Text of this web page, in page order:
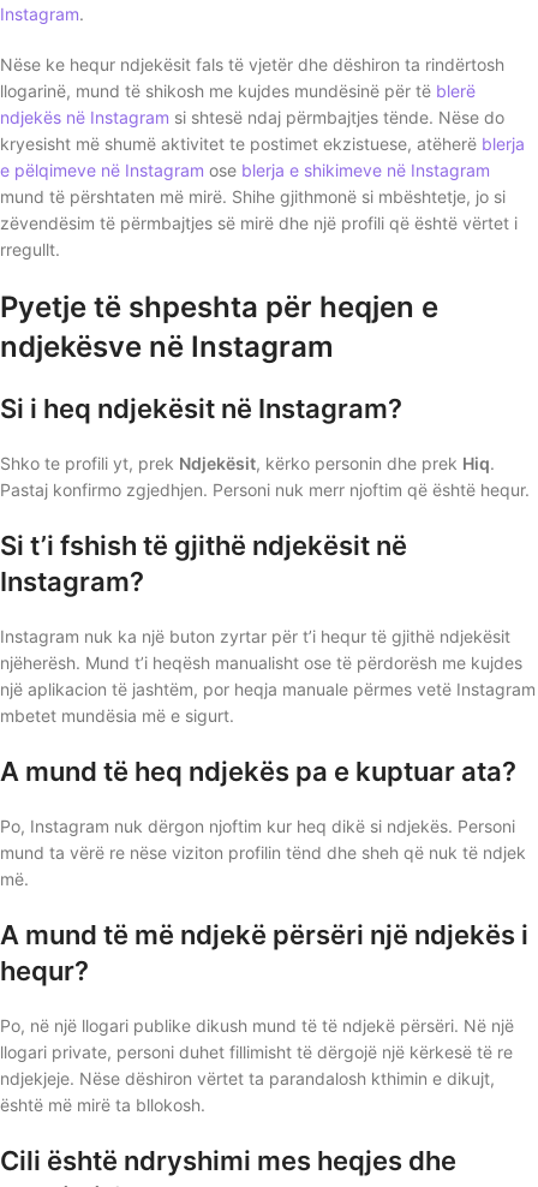
Instagram.
Nëse ke hequr ndjekësit fals të vjetër dhe dëshiron ta rindërtosh
llogarinë, mund të shikosh me kujdes mundësinë për të blerë
ndjekës në Instagram si shtesë ndaj përmbajtjes tënde. Nëse do
kryesisht më shumë aktivitet te postimet ekzistuese, atëherë blerja
e pëlqimeve në Instagram ose blerja e shikimeve në Instagram
mund të përshtaten më mirë. Shihe gjithmonë si mbështetje, jo si
zëvendësim të përmbajtjes së mirë dhe një profili që është vërtet i
rregullt.
Pyetje të shpeshta për heqjen e
ndjekësve në Instagram
Si i heq ndjekësit në Instagram?
Shko te profili yt, prek Ndjekësit, kërko personin dhe prek Hiq.
Pastaj konfirmo zgjedhjen. Personi nuk merr njoftim që është hequr.
Si t’i fshish të gjithë ndjekësit në
Instagram?
Instagram nuk ka një buton zyrtar për t’i hequr të gjithë ndjekësit
njëherësh. Mund t’i heqësh manualisht ose të përdorësh me kujdes
një aplikacion të jashtëm, por heqja manuale përmes vetë Instagram
mbetet mundësia më e sigurt.
A mund të heq ndjekës pa e kuptuar ata?
Po, Instagram nuk dërgon njoftim kur heq dikë si ndjekës. Personi
mund ta vërë re nëse viziton profilin tënd dhe sheh që nuk të ndjek
më.
A mund të më ndjekë përsëri një ndjekës i
hequr?
Po, në një llogari publike dikush mund të të ndjekë përsëri. Në një
llogari private, personi duhet fillimisht të dërgojë një kërkesë të re
ndjekjeje. Nëse dëshiron vërtet ta parandalosh kthimin e dikujt,
është më mirë ta bllokosh.
Cili është ndryshimi mes heqjes dhe